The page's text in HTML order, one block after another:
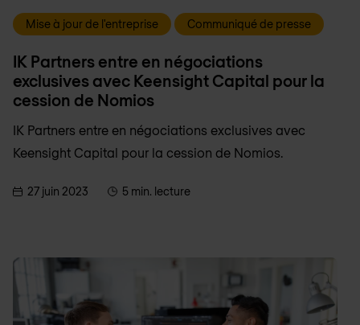
Mise à jour de l'entreprise Communiqué de presse
IK Partners entre en négociations
exclusives avec Keensight Capital pour la
cession de Nomios
IK Partners entre en négociations exclusives avec
Keensight Capital pour la cession de Nomios.
27 juin 2023 5 min. lecture